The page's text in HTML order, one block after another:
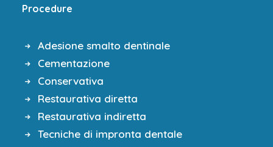
Procedure
Adesione smalto dentinale
Cementazione
Conservativa
Restaurativa diretta
Restaurativa indiretta
Tecniche di impronta dentale